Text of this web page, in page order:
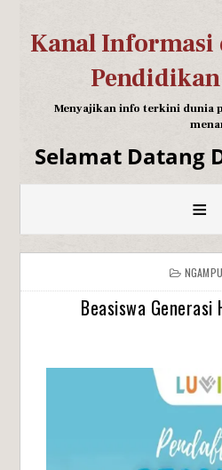
Kanal Informasi
Menyajikan info terkini dunia
Selamat Datang
≡
Beasiswa